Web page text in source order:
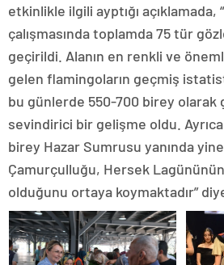
etkinlikle ilgili ayptığı açıklamada,
çalışmasında toplamda 75 tür
geçirildi. Alanın en renkli ve
gelen flamingoların geçmiş
bu günlerde 550-700 birey olarak
sevindirici bir gelişme oldu.
birey Hazar Sumrusu yanında yine
Çamurçulluğu, Hersek
olduğunu ortaya koymaktadır”